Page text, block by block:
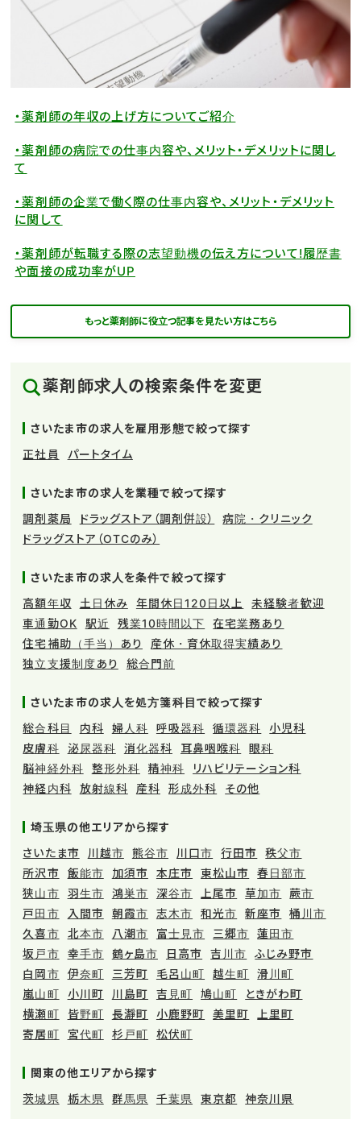
・薬剤師の年収の上げ方についてご紹介
・薬剤師の病院での仕事内容や、メリット・デメリットに関し
て
・薬剤師の企業で働く際の仕事内容や、メリット・デメリット
に関して
・薬剤師が転職する際の志望動機の伝え方について!履歴書
や面接の成功率がUP
もっと薬剤師に役立つ記事を見たい方はこちら
薬剤師求人の検索条件を変更
さいたま市の求人を雇用形態で絞って探す
正社員
パートタイム
さいたま市の求人を業種で絞って探す
調剤薬局
ドラッグストア（調剤併設）
病院・クリニック
ドラッグストア（OTCのみ）
さいたま市の求人を条件で絞って探す
高額年収
土日休み 年間休日120日以上
未経験者歓迎
車通勤OK
駅近 残業10時間以下
在宅業務あり
住宅補助（手当）あり
産休・育休取得実績あり
独立支援制度あり
総合門前
さいたま市の求人を処方箋科目で絞って探す
総合科目
内科 婦人科 呼吸器科 循環器科
小児科
皮膚科
泌尿器科 消化器科 耳鼻咽喉科
眼科
脳神経外科
整形外科 精神科
リハビリテーション科
神経内科
放射線科 産科 形成外科 その他
埼玉県の他エリアから探す
さいたま市
川越市 熊谷市 川口市 行田市
秩父市
所沢市
飯能市 加須市 本庄市 東松山市
春日部市
狭山市
羽生市 鴻巣市 深谷市 上尾市 草加市
蕨市
戸田市
入間市 朝霞市 志木市 和光市 新座市
桶川市
久喜市
北本市 八潮市 富士見市 三郷市
蓮田市
坂戸市
幸手市 鶴ヶ島市 日高市 吉川市
ふじみ野市
白岡市
伊奈町 三芳町 毛呂山町 越生町
滑川町
嵐山町
小川町 川島町 吉見町 鳩山町
ときがわ町
横瀬町
皆野町 長瀞町 小鹿野町 美里町
上里町
寄居町
宮代町 杉戸町 松伏町
関東の他エリアから探す
茨城県
栃木県 群馬県 千葉県 東京都 神奈川県